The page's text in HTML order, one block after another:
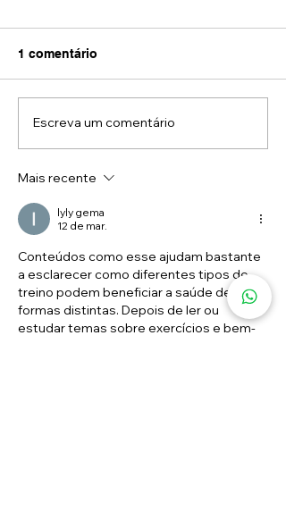
Movimento é remédio:
como evitar dores no
no trabalho
1 comentário
Escreva um comentário
Mais recente
lyly gema
12 de mar.
Conteúdos como esse ajudam bastante
a esclarecer como diferentes tipos de
treino podem beneficiar a saúde de
formas distintas. Depois de ler ou
estudar temas sobre exercícios e bem-